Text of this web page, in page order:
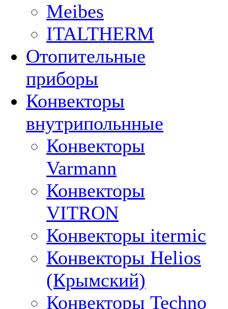
Meibes
ITALTHERM
Отопительные
приборы
Конвекторы
внутрипольнные
Конвекторы
Varmann
Конвекторы
VITRON
Конвекторы itermic
Конвекторы Helios
(Крымский)
Конвекторы Techno